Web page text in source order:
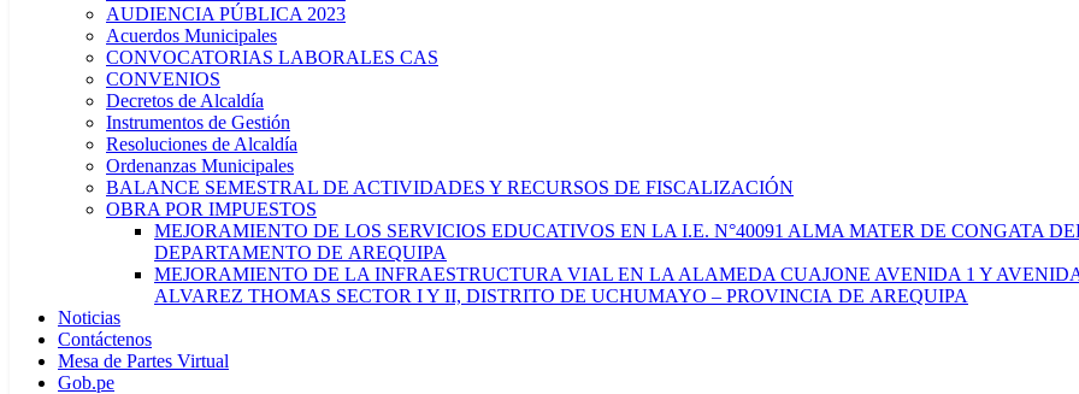
AUDIENCIA PÚBLICA 2023
Acuerdos Municipales
CONVOCATORIAS LABORALES CAS
CONVENIOS
Decretos de Alcaldía
Instrumentos de Gestión
Resoluciones de Alcaldía
Ordenanzas Municipales
BALANCE SEMESTRAL DE ACTIVIDADES Y RECURSOS DE FISCALIZACIÓN
OBRA POR IMPUESTOS
MEJORAMIENTO DE LOS SERVICIOS EDUCATIVOS EN LA I.E. N°40091 ALMA MATER DE CONGATA
DEPARTAMENTO DE AREQUIPA
MEJORAMIENTO DE LA INFRAESTRUCTURA VIAL EN LA ALAMEDA CUAJONE AVENIDA 1 Y
ALVAREZ THOMAS SECTOR I Y II, DISTRITO DE UCHUMAYO – PROVINCIA DE AREQUIPA
Noticias
Contáctenos
Mesa de Partes Virtual
Gob.pe